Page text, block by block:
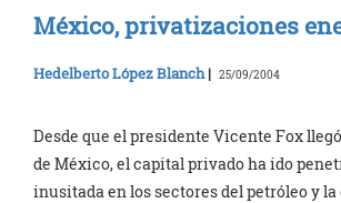
México, privatizaciones
Hedelberto López Blanch| 25/09/2004
Desde que el presidente Vicente Fox
de México, el capital privado ha ido
inusitada en los sectores del petróleo y